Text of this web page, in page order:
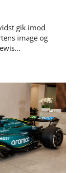
gik imod
image og
til en ny stil og kultur. Lewis...